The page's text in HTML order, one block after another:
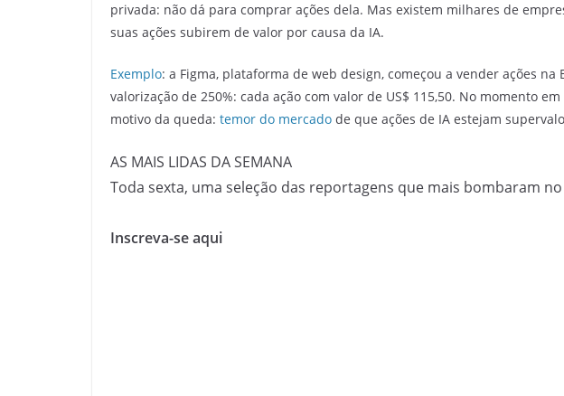
privada: não dá para comprar ações dela. Mas existem milhares de
suas ações subirem de valor por causa da IA.
Exemplo: a Figma, plataforma de web design, começou a vender ações
valorização de 250%: cada ação com valor de US$ 115,50. No momento
motivo da queda: temor do mercado de que ações de IA estejam
AS MAIS LIDAS DA SEMANA
Toda sexta, uma seleção das reportagens que mais bombaram
Inscreva-se aqui